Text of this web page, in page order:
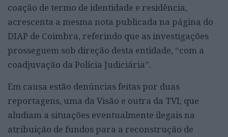
coação de termo de identidade e residência,
acrescenta a mesma nota publicada na página do
DIAP de Coimbra, referindo que as investigações
prosseguem sob direção desta entidade, “com a
coadjuvação da Polícia Judiciária”.
Em causa estão denúncias feitas por duas
reportagens, uma da Visão e outra da TVI, que
aludiam a situações eventualmente ilegais na
atribuição de fundos para a reconstrução de